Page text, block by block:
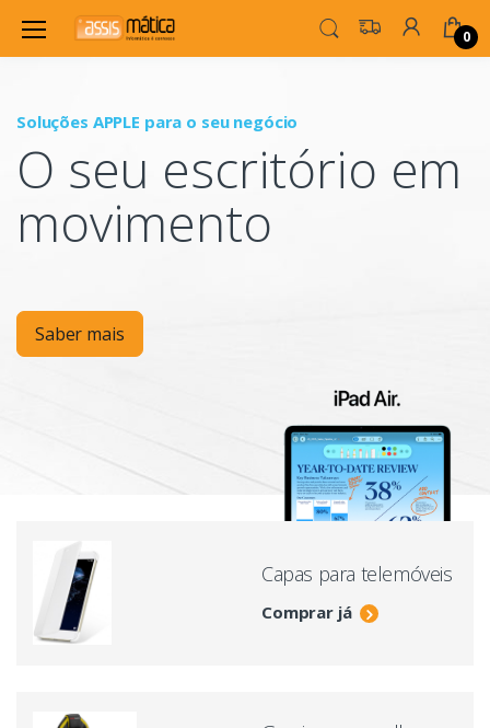
0
Soluções APPLE para o seu negócio
O seu escritório em
movimento
Saber mais
Capas para telemóveis
Comprar já